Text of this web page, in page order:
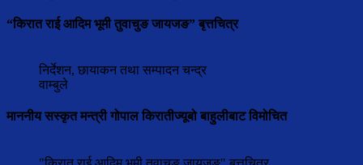
“किरात राई आदिम भूमी तुवाचुङ जायजङ” बृत्तचित्र
निर्देशन, छायाकन तथा सम्पादन चन्द्र
वाम्बुले
माननीय सस्कृत मन्त्री गोपाल किरातीज्यूबो बाहुलीबाट विमोचित